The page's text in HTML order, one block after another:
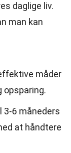
daglige liv.
man kan
måder
opsparing.
3-6 måneders
at håndtere